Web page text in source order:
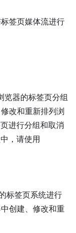
签页媒体流进行
览器的标签页分组
改和重新排列浏
进行分组和取消
，请使用
标签页系统进行
创建、修改和重